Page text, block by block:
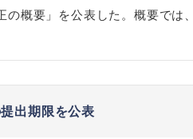
概要」を公表した。概要では
出期限を公表